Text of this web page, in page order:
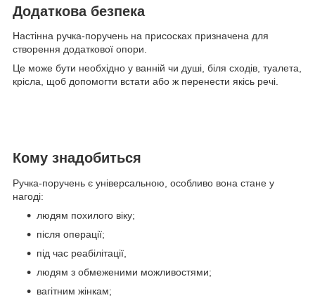
Додаткова безпека
Настінна ручка-поручень на присосках призначена для
створення додаткової опори.
Це може бути необхідно у ванній чи душі, біля сходів, туалета,
крісла, щоб допомогти встати або ж перенести якісь речі.
Кому знадобиться
Ручка-поручень є універсальною, особливо вона стане у
нагоді:
людям похилого віку;
після операції;
під час реабілітації,
людям з обмеженими можливостями;
вагітним жінкам;